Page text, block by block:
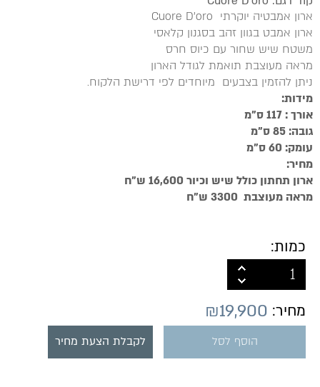
ארון אמבטיה יוקרתי Cuore D'oro
ארון אמבט בגוון זהב בסגנון קלאסי
משטח שיש שחור עם כיוס חרס
מראה מעוצבת תואמת לגודל הארון
ניתן להזמין בצבעים מיוחדים לפי דרישת הלקוח.
מידות:
אורך : 117 ס"מ
גובה: 85 ס"מ
עומק: 60 ס"מ
מחיר:
ארון תחתון כולל שיש וכיור 16,600 ש"ח
מראה מעוצבת 3300 ש"ח
כמות:
מחיר: ₪19,900
הוסף לסל לקבלת הצעת מחיר